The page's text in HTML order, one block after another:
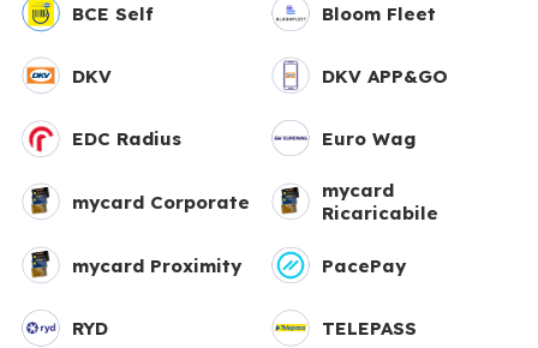
BCE Self Bloom Fleet
DKV DKV APP&GO
EDC Radius Euro Wag
mycard Corporate
mycard
Ricaricabile
mycard Proximity PacePay
RYD TELEPASS